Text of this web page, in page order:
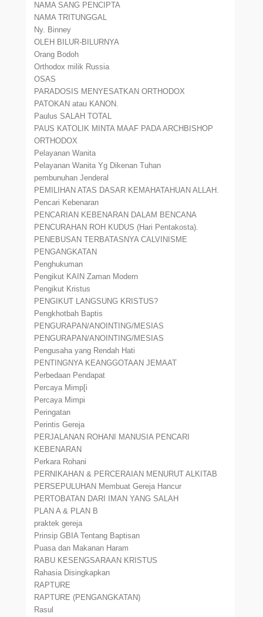
NAMA SANG PENCIPTA
NAMA TRITUNGGAL
Ny. Binney
OLEH BILUR-BILURNYA
Orang Bodoh
Orthodox milik Russia
OSAS
PARADOSIS MENYESATKAN ORTHODOX
PATOKAN atau KANON.
Paulus SALAH TOTAL
PAUS KATOLIK MINTA MAAF PADA ARCHBISHOP
ORTHODOX
Pelayanan Wanita
Pelayanan Wanita Yg Dikenan Tuhan
pembunuhan Jenderal
PEMILIHAN ATAS DASAR KEMAHATAHUAN ALLAH.
Pencari Kebenaran
PENCARIAN KEBENARAN DALAM BENCANA
PENCURAHAN ROH KUDUS (Hari Pentakosta).
PENEBUSAN TERBATASNYA CALVINISME
PENGANGKATAN
Penghukuman
Pengikut KAIN Zaman Modern
Pengikut Kristus
PENGIKUT LANGSUNG KRISTUS?
Pengkhotbah Baptis
PENGURAPAN/ANOINTING/MESIAS
PENGURAPAN/ANOINTING/MESIAS
Pengusaha yang Rendah Hati
PENTINGNYA KEANGGOTAAN JEMAAT
Perbedaan Pendapat
Percaya Mimp[i
Percaya Mimpi
Peringatan
Perintis Gereja
PERJALANAN ROHANI MANUSIA PENCARI
KEBENARAN
Perkara Rohani
PERNIKAHAN & PERCERAIAN MENURUT ALKITAB
PERSEPULUHAN Membuat Gereja Hancur
PERTOBATAN DARI IMAN YANG SALAH
PLAN A & PLAN B
praktek gereja
Prinsip GBIA Tentang Baptisan
Puasa dan Makanan Haram
RABU KESENGSARAAN KRISTUS
Rahasia Disingkapkan
RAPTURE
RAPTURE (PENGANGKATAN)
Rasul